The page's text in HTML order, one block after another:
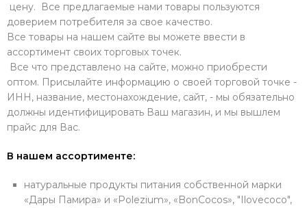
цену. Все предлагаемые нами товары пользуются
доверием потребителя за свое качество.
Все товары на нашем сайте вы можете ввести в
ассортимент своих торговых точек.
Все что представлено на сайте, можно приобрести
оптом. Присылайте информацию о своей торговой точке -
ИНН, название, местонахождение, сайт, - мы обязательно
должны идентифицировать Ваш магазин, и мы вышлем
прайс для Вас.
В нашем ассортименте:
натуральные продукты питания собственной марки
«Дары Памира» и «Polezium», «BonCocos», "Ilovecoco",